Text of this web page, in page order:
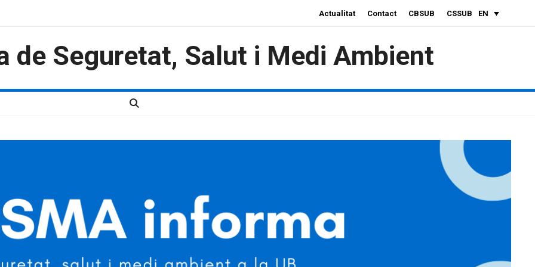
EN
Actualitat Contact CBSUB CSSUB
de Seguretat, Salut i Medi Ambient